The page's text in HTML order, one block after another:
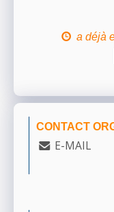
a déjà
CONTACT
E-MAIL